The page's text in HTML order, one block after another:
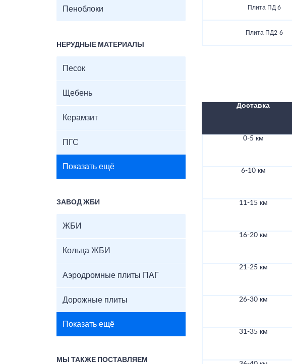
Пеноблоки
НЕРУДНЫЕ МАТЕРИАЛЫ
Песок
Щебень
Керамзит
ПГС
Показать ещё
ЗАВОД ЖБИ
ЖБИ
Кольца ЖБИ
Аэродромные плиты ПАГ
Дорожные плиты
Показать ещё
МЫ ТАКЖЕ ПОСТАВЛЯЕМ
Плита ПД 6
Плита ПД2-6
Доставка
0-5 км
6-10 км
11-15 км
16-20 км
21-25 км
26-30 км
31-35 км